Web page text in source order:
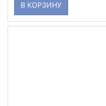
В КОРЗИНУ